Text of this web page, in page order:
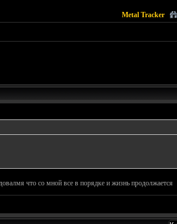
Metal Tracker
что со мной все в порядке и жизнь продолжается